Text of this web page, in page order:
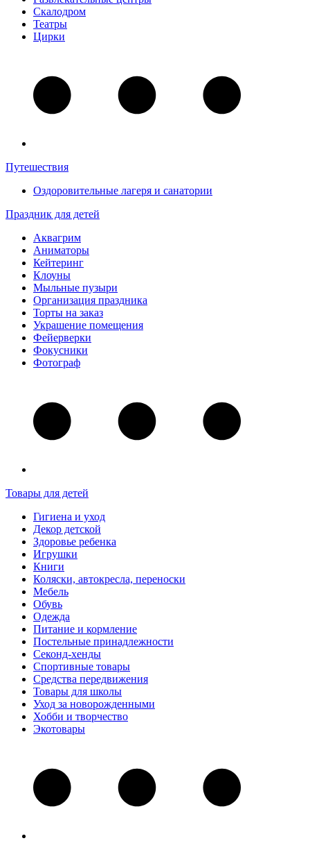
Скалодром
Театры
Цирки
Путешествия
Оздоровительные лагеря и санатории
Праздник для детей
Аквагрим
Аниматоры
Кейтеринг
Клоуны
Мыльные пузыри
Организация праздника
Торты на заказ
Украшение помещения
Фейерверки
Фокусники
Фотограф
Товары для детей
Гигиена и уход
Декор детской
Здоровье ребенка
Игрушки
Книги
Коляски, автокресла, переноски
Мебель
Обувь
Одежда
Питание и кормление
Постельные принадлежности
Секонд-хенды
Спортивные товары
Средства передвижения
Товары для школы
Уход за новорожденными
Хобби и творчество
Экотовары